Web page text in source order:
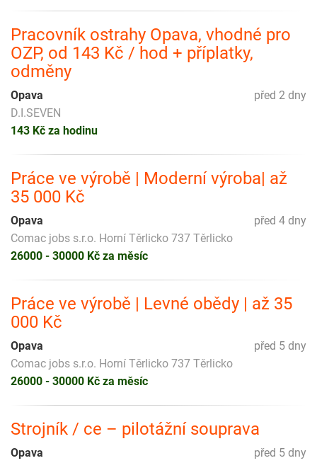
Pracovník ostrahy Opava, vhodné pro
OZP, od 143 Kč / hod + příplatky,
odměny
před 2 dny
Opava
D.I.SEVEN
143 Kč za hodinu
Práce ve výrobě | Moderní výroba| až
35 000 Kč
před 4 dny
Opava
Comac jobs s.r.o. Horní Těrlicko 737 Těrlicko
26000 - 30000 Kč za měsíc
Práce ve výrobě | Levné obědy | až 35
000 Kč
před 5 dny
Opava
Comac jobs s.r.o. Horní Těrlicko 737 Těrlicko
26000 - 30000 Kč za měsíc
Strojník / ce – pilotážní souprava
před 5 dny
Opava